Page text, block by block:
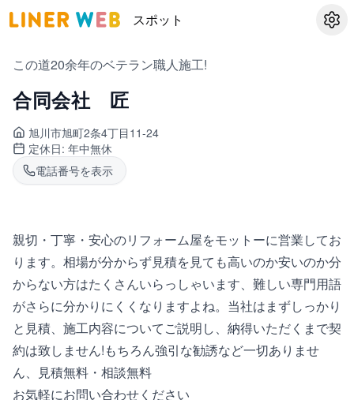
スポット 設定
この道20余年のベテラン職人施工!
合同会社 匠
旭川市旭町2条4丁目11-24
定休日: 年中無休
電話番号を表示
親切・丁寧・安心のリフォーム屋をモットーに営業してお
ります。相場が分からず見積を見ても高いのか安いのか分
からない方はたくさんいらっしゃいます、難しい専門用語
がさらに分かりにくくなりますよね。当社はまずしっかり
と見積、施工内容についてご説明し、納得いただくまで契
約は致しません!もちろん強引な勧誘など一切ありませ
ん、見積無料・相談無料
お気軽にお問い合わせください